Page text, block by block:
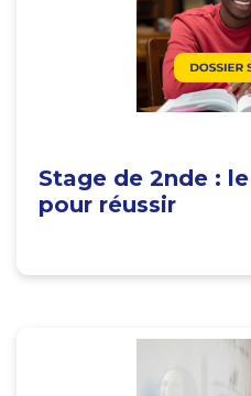
Stage de 2nde :
pour réussir